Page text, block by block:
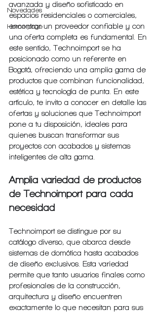
Novedades
Home page
avanzada y diseño sofisticado en
espacios residenciales o comerciales,
encontrar un proveedor confiable y con
una oferta completa es fundamental. En
este sentido, Technoimport se ha
posicionado como un referente en
Bogotá, ofreciendo una amplia gama de
productos que combinan funcionalidad,
estética y tecnología de punta. En este
artículo, te invito a conocer en detalle las
ofertas y soluciones que Technoimport
pone a tu disposición, ideales para
quienes buscan transformar sus
proyectos con acabados y sistemas
inteligentes de alta gama.
Amplia variedad de productos
de Technoimport para cada
necesidad
Technoimport se distingue por su
catálogo diverso, que abarca desde
sistemas de domótica hasta acabados
de diseño exclusivos. Esta variedad
permite que tanto usuarios finales como
profesionales de la construcción,
arquitectura y diseño encuentren
exactamente lo que necesitan para sus